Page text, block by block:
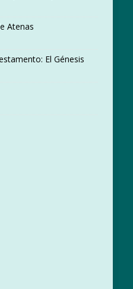
Atenas
El Génesis